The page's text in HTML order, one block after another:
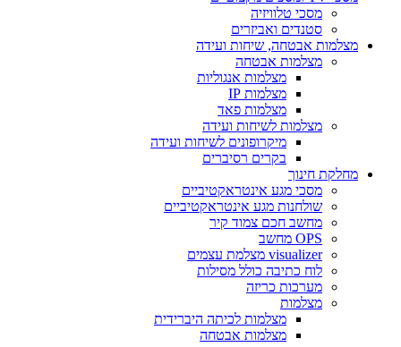
מסכי טלוויזיה
סטנדים ואביזרים
מצלמות אבטחה, שיחות ועידה
מצלמות אבטחה
מצלמות אנגוליות
מצלמות IP
מצלמות פאד
מצלמות לשיחות ועידה
מיקרופונים לשיחות ועידה
בקרים רסיברים
מחלקת חינוך
מסכי מגע אינטראקטיביים
שולחנות מגע אינטראקטיביים
מחשב חכם צמוד קיר
OPS מחשב
visualizer מצלמת עצמים
לוח כתיבה כולל מסילות
מערכות כריזה
מצלמות
מצלמות לכיתה היברידית
מצלמות אבטחה